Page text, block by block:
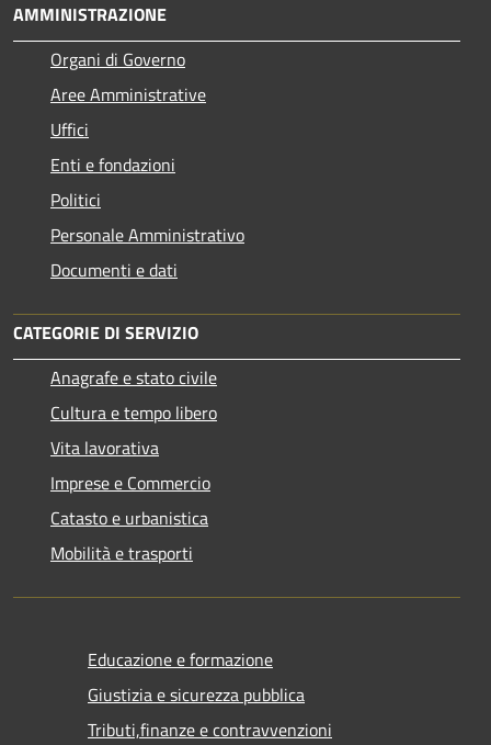
AMMINISTRAZIONE
Organi di Governo
Aree Amministrative
Uffici
Enti e fondazioni
Politici
Personale Amministrativo
Documenti e dati
CATEGORIE DI SERVIZIO
Anagrafe e stato civile
Cultura e tempo libero
Vita lavorativa
Imprese e Commercio
Catasto e urbanistica
Mobilità e trasporti
Educazione e formazione
Giustizia e sicurezza pubblica
Tributi,finanze e contravvenzioni